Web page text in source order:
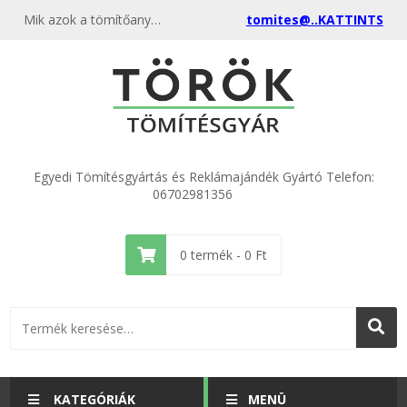
Mik azok a tömítőanyagok? tomites@..KATTINTS
Egyedi Tömítésgyártás és Reklámajándék Gyártó Telefon:
06702981356
0 termék - 0 Ft
KATEGÓRIÁK MENÜ